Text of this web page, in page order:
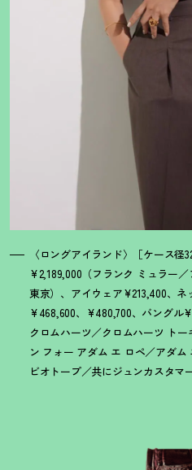
〈ロングアイランド〉［ケース径
¥2,189,000（フランク ミュラー
東京）、アイウェア¥213,400、ネ
¥468,600、¥480,700、バングル
クロムハーツ／クロムハーツ ト
ン フォー アダム エ ロペ／アダ
ビオトープ／共にジュンカスタマ